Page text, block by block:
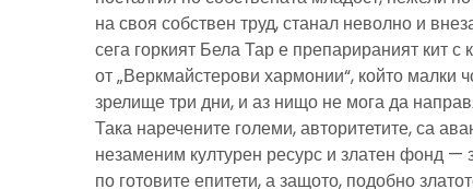
на своя собствен труд, станал неволно и
сега горкият Бела Тар е препарираният кит
от „Веркмайстерови хармонии“, който малки
зрелище три дни, и аз нищо не мога да
Така наречените големи, авторитетите, са
незаменим културен ресурс и златен фонд —
по готовите епитети, а защото, подобно